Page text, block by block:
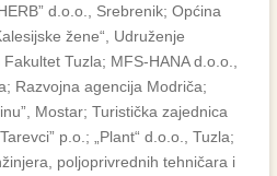
d.o.o., Srebrenik; Općina
žene“, Udruženje
Tuzla; MFS-HANA d.o.o.,
Razvojna agencija Modriča;
Mostar; Turistička zajednica
p.o.; „Plant“ d.o.o., Tuzla;
poljoprivrednih tehničara i